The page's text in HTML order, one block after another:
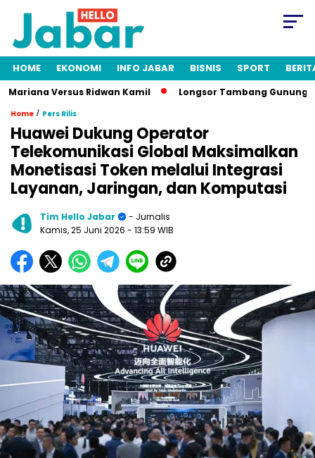
HOME EKONOMI INFO JABAR BISNIS SPORT
Versus Ridwan Kamil Longsor Tambang Gunung
Home / Pers Rilis
Huawei Dukung Operator
Telekomunikasi Global Maksimalkan
Monetisasi Token melalui Integrasi
Layanan, Jaringan, dan Komputasi
Tim Hello Jabar
- Jurnalis
Kamis, 25 Juni 2026 - 13:59 WIB